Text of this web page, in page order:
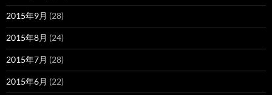
2015年9月 (28)
2015年8月 (24)
2015年7月 (28)
2015年6月 (22)